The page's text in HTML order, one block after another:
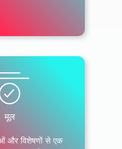
मूल
और विशेषणों से एक